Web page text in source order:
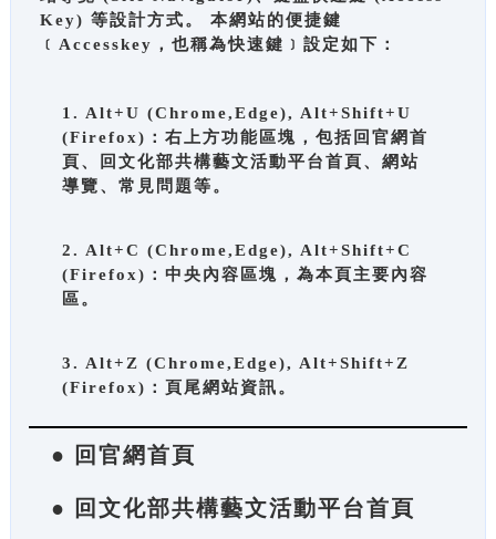
Key) 等設計方式。 本網站的便捷鍵
﹝Accesskey，也稱為快速鍵﹞設定如下：
1. Alt+U (Chrome,Edge), Alt+Shift+U
(Firefox)：右上方功能區塊，包括回官網首
頁、回文化部共構藝文活動平台首頁、網站
導覽、常見問題等。
2. Alt+C (Chrome,Edge), Alt+Shift+C
(Firefox)：中央內容區塊，為本頁主要內容
區。
3. Alt+Z (Chrome,Edge), Alt+Shift+Z
(Firefox)：頁尾網站資訊。
● 回官網首頁
● 回文化部共構藝文活動平台首頁